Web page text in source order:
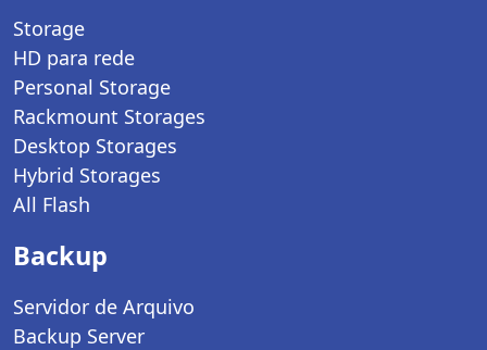
Storage
HD para rede
Personal Storage
Rackmount Storages
Desktop Storages
Hybrid Storages
All Flash
Backup
Servidor de Arquivo
Backup Server